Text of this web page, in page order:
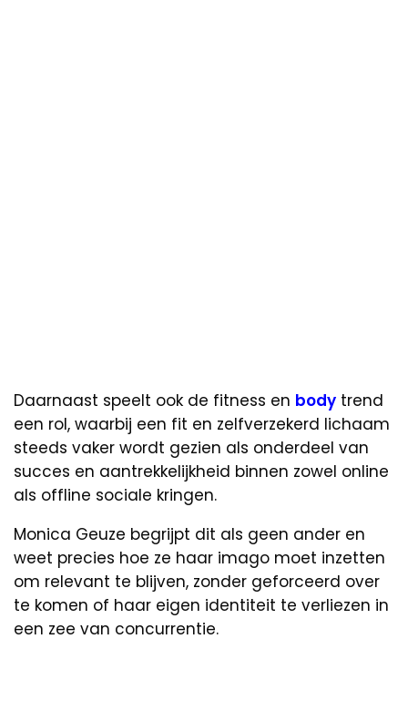
Daarnaast speelt ook de fitness en body trend
een rol, waarbij een fit en zelfverzekerd lichaam
steeds vaker wordt gezien als onderdeel van
succes en aantrekkelijkheid binnen zowel online
als offline sociale kringen.
Monica Geuze begrijpt dit als geen ander en
weet precies hoe ze haar imago moet inzetten
om relevant te blijven, zonder geforceerd over
te komen of haar eigen identiteit te verliezen in
een zee van concurrentie.